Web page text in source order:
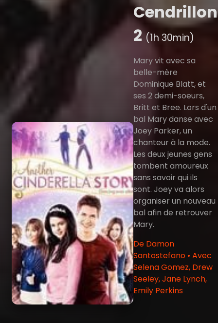
Cendrillon
2(1h 30min)
Mary vit avec sa
belle-mère
Dominique Blatt, et
ses 2 demi-soeurs,
Britt et Bree. Lors d'un
bal Mary danse avec
Joey Parker, un
chanteur à la mode.
Les deux jeunes gens
tombent amoureux
sans savoir qui ils
sont. Joey va alors
organiser un nouveau
bal afin de retrouver
Mary.
De Damon
Santostefano • Avec
Selena Gomez, Drew
Seeley, Jane Lynch,
Emily Perkins